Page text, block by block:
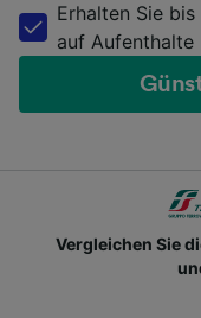
Erhalten Sie
auf Aufenthalte
Vergleichen Sie